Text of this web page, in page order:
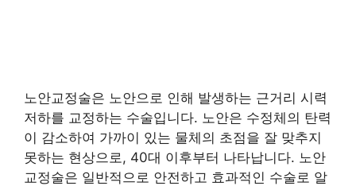
노안교정술은 노안으로 인해 발생하는 근거리 시력
저하를 교정하는 수술입니다. 노안은 수정체의 탄력
이 감소하여 가까이 있는 물체의 초점을 잘 맞추지
못하는 현상으로, 40대 이후부터 나타납니다. 노안
교정술은 일반적으로 안전하고 효과적인 수술로 알